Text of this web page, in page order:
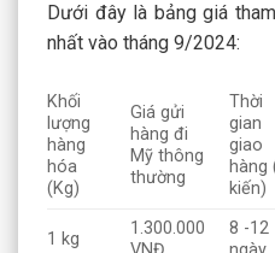
Dưới đây là bảng giá
nhất vào tháng 9/2024:
Khối
lượng
hàng
hóa
(Kg)
Giá gửi
hàng đi
Mỹ thông
thường
Thời
gian
giao
hàng
kiến)
1 kg
1.300.000
8 -12